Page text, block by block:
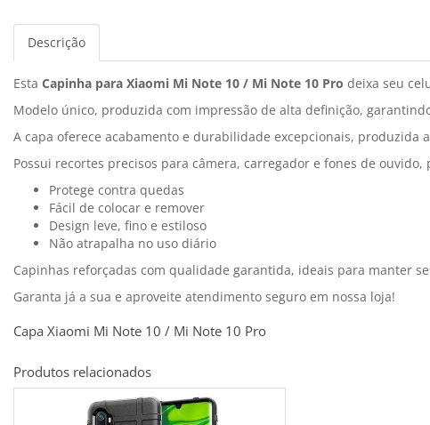
Descrição
Esta Capinha para Xiaomi Mi Note 10 / Mi Note 10 Pro deixa seu
Modelo único, produzida com impressão de alta definição,
A capa oferece acabamento e durabilidade excepcionais, produzida
Possui recortes precisos para câmera, carregador e fones de
Protege contra quedas
Fácil de colocar e remover
Design leve, fino e estiloso
Não atrapalha no uso diário
Capinhas reforçadas com qualidade garantida, ideais para manter
Garanta já a sua e aproveite atendimento seguro em nossa loja!
Capa Xiaomi Mi Note 10 / Mi Note 10 Pro
Produtos relacionados